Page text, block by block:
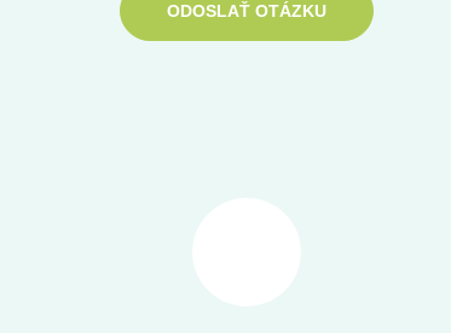
ODOSLAŤ OTÁZKU